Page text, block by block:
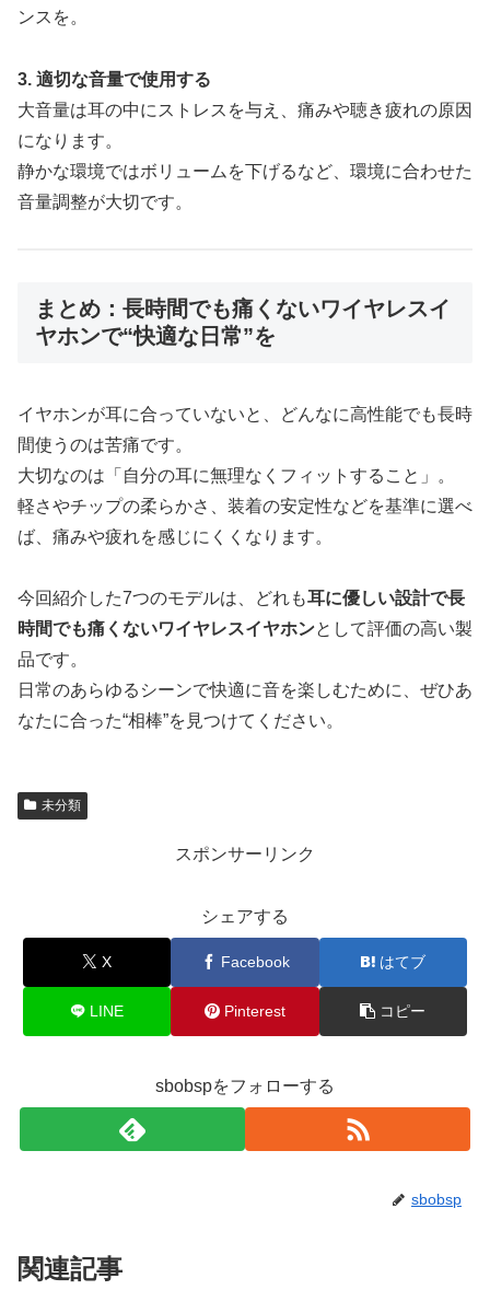
ンスを。
3. 適切な音量で使用する
大音量は耳の中にストレスを与え、痛みや聴き疲れの原因
になります。
静かな環境ではボリュームを下げるなど、環境に合わせた
音量調整が大切です。
まとめ：長時間でも痛くないワイヤレスイ
ヤホンで“快適な日常”を
イヤホンが耳に合っていないと、どんなに高性能でも長時
間使うのは苦痛です。
大切なのは「自分の耳に無理なくフィットすること」。
軽さやチップの柔らかさ、装着の安定性などを基準に選べ
ば、痛みや疲れを感じにくくなります。
今回紹介した7つのモデルは、どれも耳に優しい設計で長
時間でも痛くないワイヤレスイヤホンとして評価の高い製
品です。
日常のあらゆるシーンで快適に音を楽しむために、ぜひあ
なたに合った“相棒”を見つけてください。
未分類
スポンサーリンク
シェアする
X Facebook はてブ
LINE Pinterest コピー
sbobspをフォローする
sbobsp
関連記事